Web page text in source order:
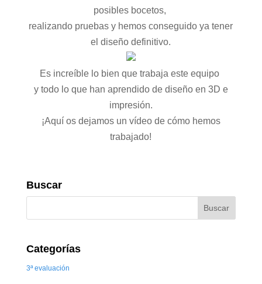
posibles bocetos,
realizando pruebas y hemos conseguido ya tener
el diseño definitivo.
Es increíble lo bien que trabaja este equipo
y todo lo que han aprendido de diseño en 3D e
impresión.
¡Aquí os dejamos un vídeo de cómo hemos
trabajado!
Buscar
Categorías
3ª evaluación